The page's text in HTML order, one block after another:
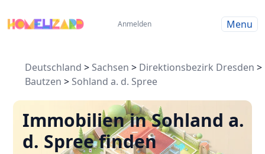
Anmelden Menu
Deutschland > Sachsen > Direktionsbezirk Dresden >
Bautzen > Sohland a. d. Spree
Immobilien in Sohland a.
d. Spree finden